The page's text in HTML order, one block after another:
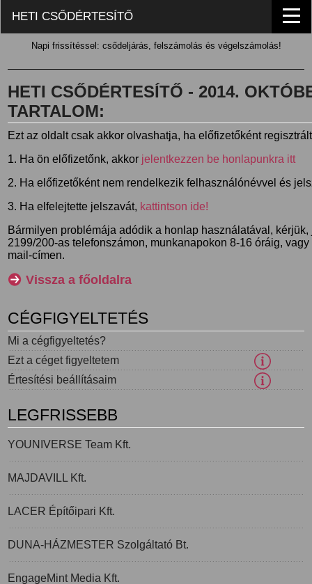
HETI CSŐDÉRTESÍTŐ
Napi frissítéssel: csődeljárás, felszámolás és végelszámolás!
HETI CSŐDÉRTESÍTŐ - 2014.
TARTALOM:
Ezt az oldalt csak akkor olvashatja, ha előfizetőként
1. Ha ön előfizetőnk, akkor jelentkezzen be honlapunkra itt
2. Ha előfizetőként nem rendelkezik felhasználónévvel és
3. Ha elfelejtette jelszavát, kattintson ide!
Bármilyen problémája adódik a honlap használatával,
2199/200-as telefonszámon, munkanapokon 8-16 óráig,
mail-címen.
Vissza a főoldalra
CÉGFIGYELTETÉS
Mi a cégfigyeltetés?
Ezt a céget figyeltetem
Értesítési beállításaim
LEGFRISSEBB
YOUNIVERSE Team Kft.
MAJDAVILL Kft.
LACER Építőipari Kft.
DUNA-HÁZMESTER Szolgáltató Bt.
EngageMint Media Kft.